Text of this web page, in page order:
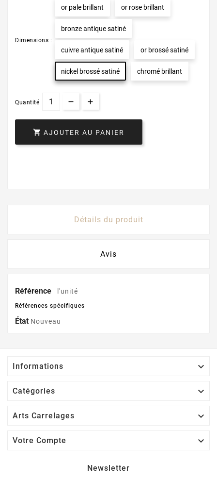
Dimensions :
or pale brillant or rose brillant
bronze antique satiné
cuivre antique satiné or brossé satiné
nickel brossé satiné chromé brillant
Quantité
 AJOUTER AU PANIER
Détails du produit
Avis
Référence l'unité
Références spécifiques
État Nouveau
Informations 
Catégories 
Arts Carrelages 
Votre Compte 
Newsletter